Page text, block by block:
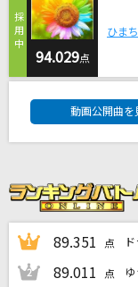
告白
杜このみ
センチメンタ
汐れいら
屋比久知奈
BOW AND
米津玄師
94.029点
ひま
動画公開曲を
1 89.351 点
2 89.011 点